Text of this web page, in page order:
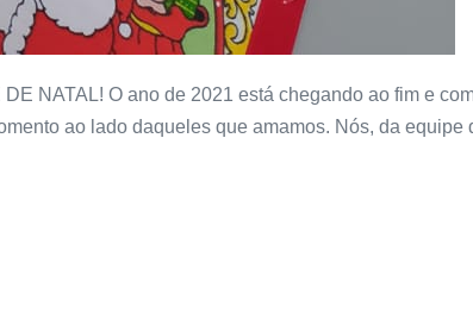
NATAL! O ano de 2021 está chegando ao fim e
ao lado daqueles que amamos. Nós, da equipe